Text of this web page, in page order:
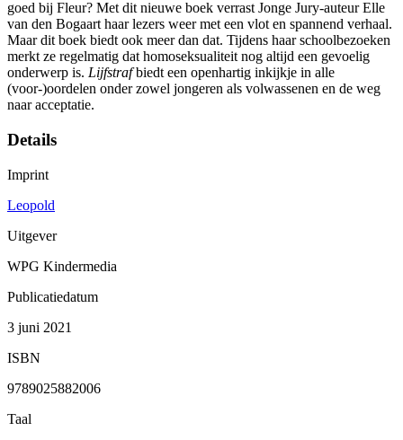
goed bij Fleur? Met dit nieuwe boek verrast Jonge Jury-auteur Elle
van den Bogaart haar lezers weer met een vlot en spannend verhaal.
Maar dit boek biedt ook meer dan dat. Tijdens haar schoolbezoeken
merkt ze regelmatig dat homoseksualiteit nog altijd een gevoelig
onderwerp is. Lijfstrafbiedt een openhartig inkijkje in alle
(voor-)oordelen onder zowel jongeren als volwassenen en de weg
naar acceptatie.
Details
Imprint
Leopold
Uitgever
WPG Kindermedia
Publicatiedatum
3 juni 2021
ISBN
9789025882006
Taal